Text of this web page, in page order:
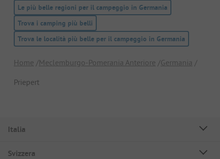
Le più belle regioni per il campeggio in Germania
Trova i camping più belli
Trova le località più belle per il campeggio in Germania
Home Meclemburgo-Pomerania Anteriore Germania
Priepert
Italia
Svizzera